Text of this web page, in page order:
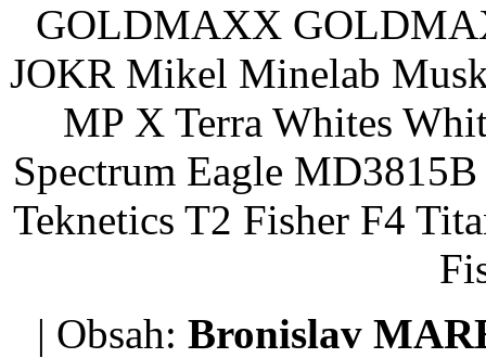
GOLDMAXX
JOKR Mikel Minelab
MP X Terra Whites
Spectrum Eagle
Teknetics T2 Fisher F4
| Obsah: Bronislav